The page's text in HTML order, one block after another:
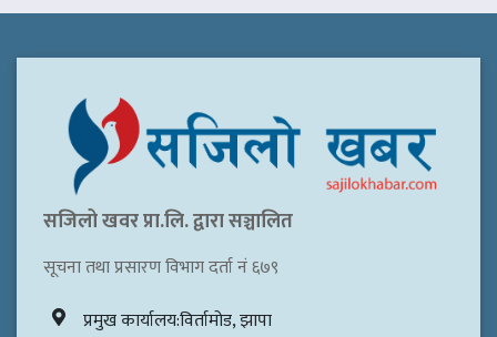
सजिलो खवर प्रा.लि. द्वारा सञ्चालित
सूचना तथा प्रसारण विभाग दर्ता नं ६७९
प्रमुख कार्यालय:विर्तामोड, झापा